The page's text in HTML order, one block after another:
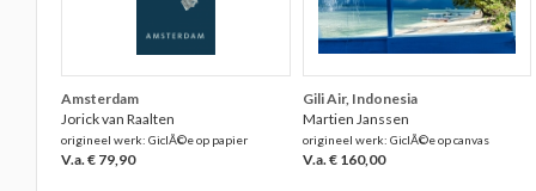
Amsterdam
Jorick van Raalten
origineel werk: GiclÃ©e op papier
V.a. € 79,90
Gili Air, Indonesia
Martien Janssen
origineel werk: GiclÃ©e op canvas
V.a. € 160,00